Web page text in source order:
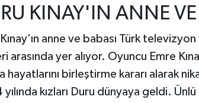
KINAY'IN ANNE
anne ve babası Türk
arasında yer alıyor. Oyuncu Emre
hayatlarını birleştirme kararı alarak
kızları Duru dünyaya geldi.